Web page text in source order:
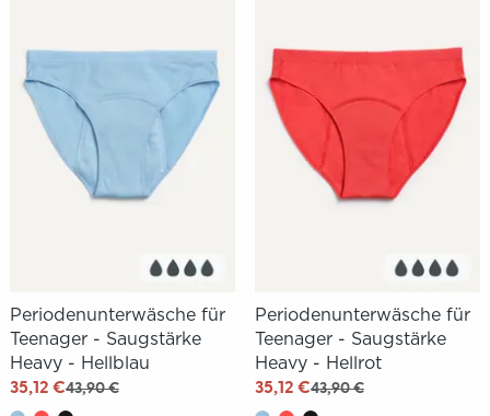
Periodenunterwäsche für
Teenager - Saugstärke
Heavy - Hellblau
35,12 €43,90 €
Periodenunterwäsche für
Teenager - Saugstärke
Heavy - Hellrot
35,12 €43,90 €